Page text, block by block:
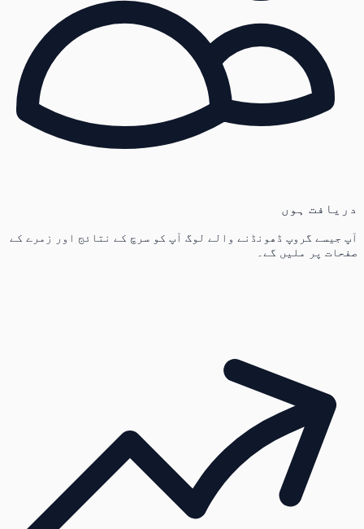
دریافت ہوں
آپ جیسے گروپ ڈھونڈنے والے لوگ آپ کو سرچ کے نتائج اور زمرے کے
صفحات پر ملیں گے۔